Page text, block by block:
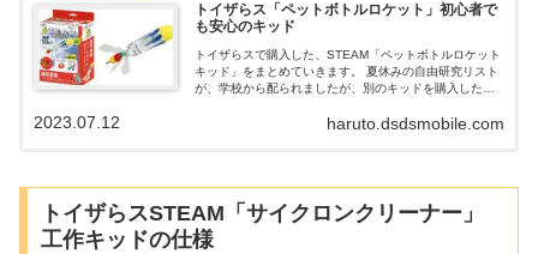
トイザらス「ペットボトルロケット」初心者で
も安心のキッド
トイザらスで購入した、STEAM「ペットボトルロケット
キッド」をまとめていきます。 夏休みの自由研究リスト
が、学校から配られましたが、別のキッドを購入したの
た。 簡単に、キッドを組み立てるだけで、且つ、説明書
haruto.dsdsmobile.com
2023.07.12
トイザらスSTEAM「サイクロンクリーナー」
工作キッドの仕様